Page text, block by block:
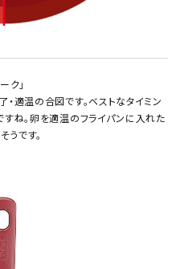
ク」
適温の合図です。ベストなタイミン
ね。卵を適温のフライパンに入れた
うです。